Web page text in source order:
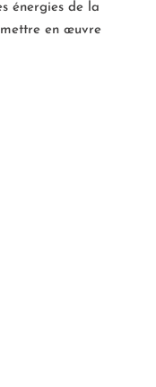
énergies de la
en œuvre